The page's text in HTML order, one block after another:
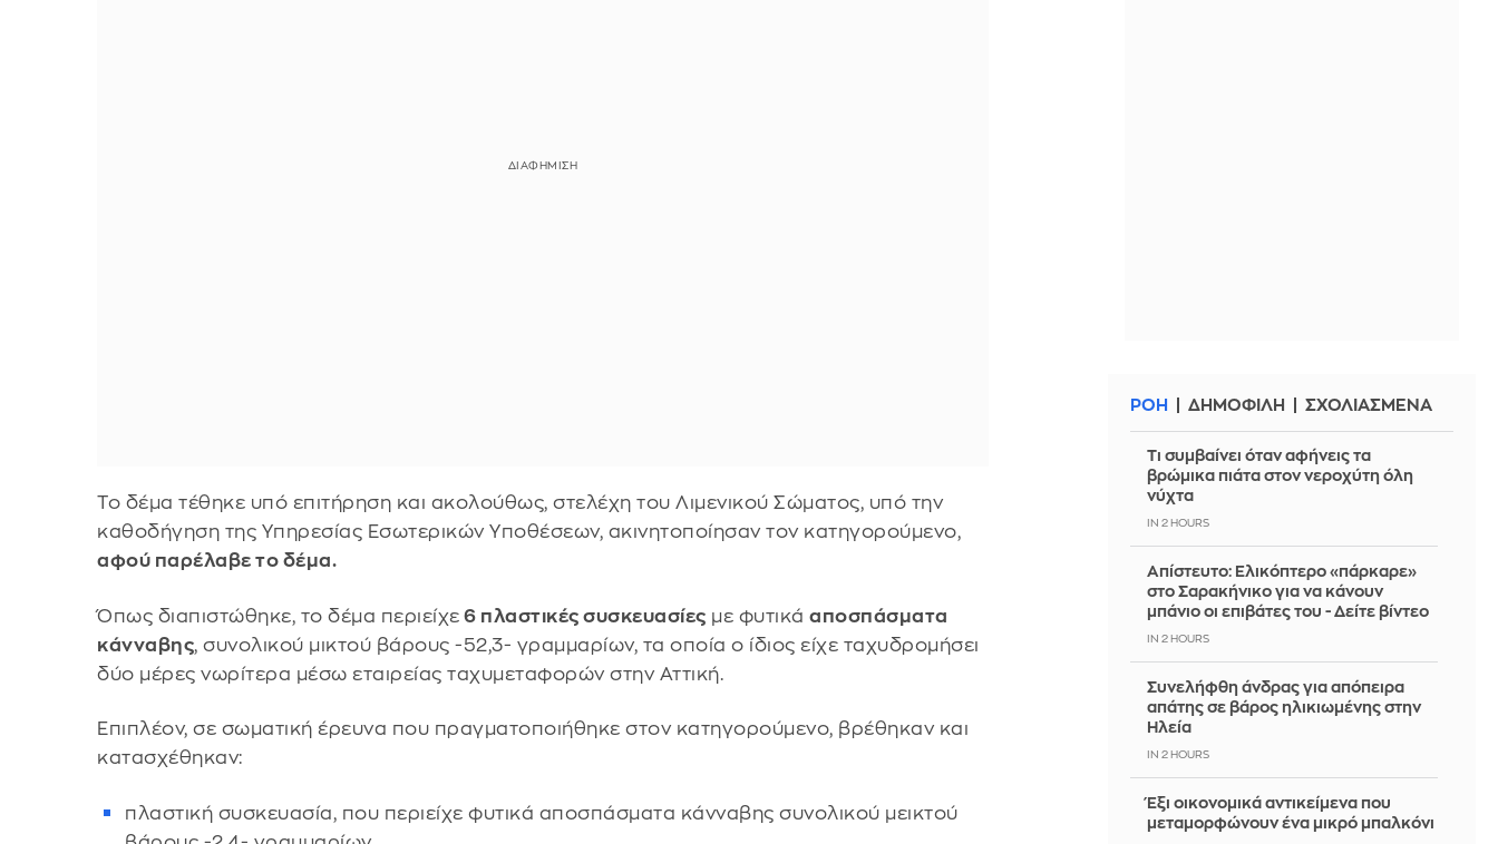
Το δέμα τέθηκε υπό επιτήρηση και ακολούθως, στελέχη του Λιμενικού Σώματος, υπό την
καθοδήγηση της Υπηρεσίας Εσωτερικών Υποθέσεων, ακινητοποίησαν τον κατηγορούμενο,
αφού παρέλαβε το δέμα.
Όπως διαπιστώθηκε, το δέμα περιείχε 6 πλαστικές συσκευασίες με φυτικάαποσπάσματα
κάνναβης, συνολικού μικτού βάρους -52,3- γραμμαρίων, τα οποία ο ίδιος είχε ταχυδρομήσει
δύο μέρες νωρίτερα μέσω εταιρείας ταχυμεταφορών στην Αττική.
Επιπλέον, σε σωματική έρευνα που πραγματοποιήθηκε στον κατηγορούμενο, βρέθηκαν και
κατασχέθηκαν:
πλαστική συσκευασία, που περιείχε φυτικά αποσπάσματα κάνναβης συνολικού μεικτού
ΡΟΗ ΔΗΜΟΦΙΛΗ ΣΧΟΛΙΑΣΜΕΝΑ
Τι συμβαίνει όταν αφήνεις τα
βρώμικα πιάτα στον νεροχύτη όλη
νύχτα
IN 2 HOURS
Απίστευτο: Ελικόπτερο «πάρκαρε»
στο Σαρακήνικο για να κάνουν
μπάνιο οι επιβάτες του - Δείτε βίντεο
IN 2 HOURS
Συνελήφθη άνδρας για απόπειρα
απάτης σε βάρος ηλικιωμένης στην
Ηλεία
IN 2 HOURS
Έξι οικονομικά αντικείμενα που
μεταμορφώνουν ένα μικρό μπαλκόνι